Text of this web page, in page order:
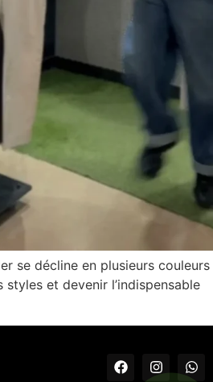
se décline en plusieurs couleurs
styles et devenir l’indispensable